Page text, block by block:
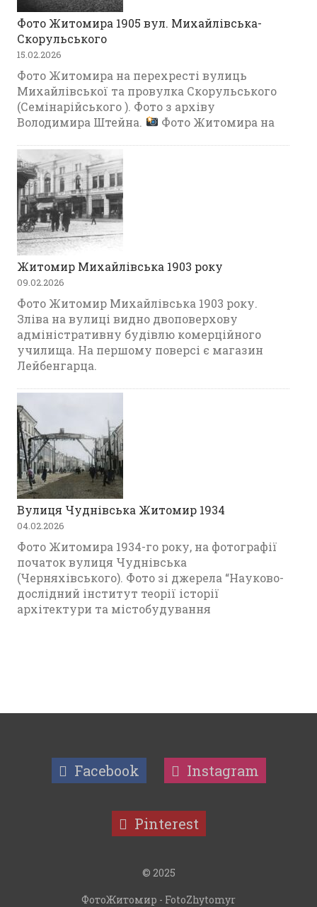
Фото Житомира 1905 вул. Михайлівська-
Скорульського
15.02.2026
Фото Житомира на перехресті вулиць
Михайлівської та провулка Скорульського
(Семінарійського ). Фото з архіву
Володимира Штейна.
Фото Житомира на
Житомир Михайлівська 1903 року
09.02.2026
Фото Житомир Михайлівська 1903 року.
Зліва на вулиці видно двоповерхову
адміністративну будівлю комерційного
училища. На першому поверсі є магазин
Лейбенгарца.
Вулиця Чуднівська Житомир 1934
04.02.2026
Фото Житомира 1934-го року, на фотографії
початок вулиця Чуднівська
(Черняхівського). Фото зі джерела “Науково-
дослідний інститут теорії історії
архітектури та містобудування
Facebook Instagram
Pinterest
© 2025
ФотоЖитомир - FotoZhytomyr